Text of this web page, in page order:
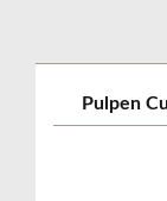
Pulpen